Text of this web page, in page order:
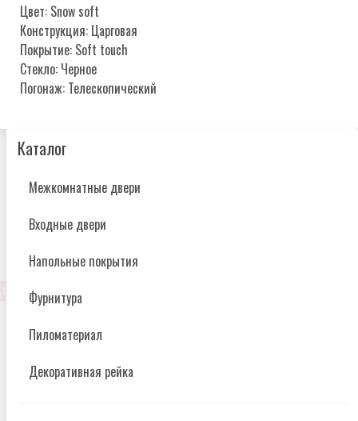
Цвет: Snow soft
Конструкция: Царговая
Покрытие: Soft touch
Стекло: Черное
Погонаж: Телескопический
Каталог
Межкомнатные двери
Входные двери
Напольные покрытия
Фурнитура
Пиломатериал
Декоративная рейка